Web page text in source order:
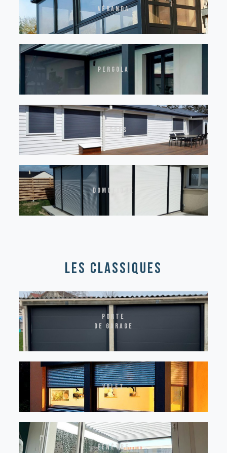
véranda
pergola
stores
domotique
les classiques
Porte
de garage
volet
fenêtre